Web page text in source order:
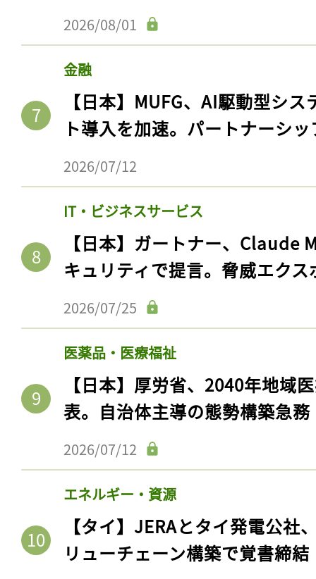
2026/08/01
金融
【日本】MUFG、AI駆動型シ
ト導入を加速。パートナーシ
2026/07/12
IT・ビジネスサービス
【日本】ガートナー、Claude
キュリティで提言。脅威エク
2026/07/25
医薬品・医療福祉
【日本】厚労省、2040年地域
表。自治体主導の態勢構築急務
2026/07/12
エネルギー・資源
【タイ】JERAとタイ発電公社
リューチェーン構築で覚書締結